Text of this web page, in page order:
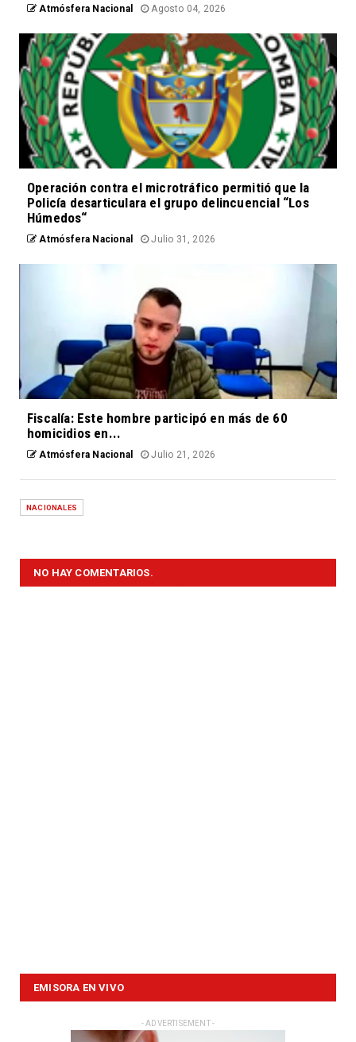
Atmósfera Nacional Agosto 04, 2026
Operación contra el microtráfico permitió que la
Policía desarticulara el grupo delincuencial “Los
Húmedos“
Atmósfera Nacional Julio 31, 2026
Fiscalía: Este hombre participó en más de 60
homicidios en...
Atmósfera Nacional Julio 21, 2026
NACIONALES
NO HAY COMENTARIOS.
EMISORA EN VIVO
- ADVERTISEMENT -